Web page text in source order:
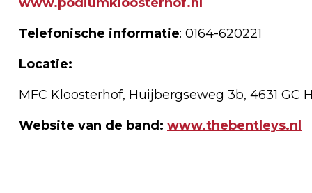
Telefonische informatie: 0164-620221
Locatie:
MFC Kloosterhof, Huijbergseweg 3b, 4631 GC
Website van de band: www.thebentleys.nl